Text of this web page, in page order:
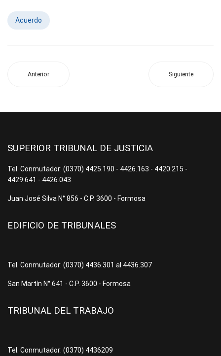
Acuerdo
Anterior Siguiente
SUPERIOR TRIBUNAL DE JUSTICIA
Tel. Conmutador: (0370) 4425.190 - 4426.163 - 4420.215 -
4429.641 - 4426.043
Juan José Silva N° 856 - C.P. 3600 - Formosa
EDIFICIO DE TRIBUNALES
Tel. Conmutador: (0370) 4436.301 al 4436.307
San Martín N° 641 - C.P. 3600 - Formosa
TRIBUNAL DEL TRABAJO
Tel. Conmutador: (0370) 4436209